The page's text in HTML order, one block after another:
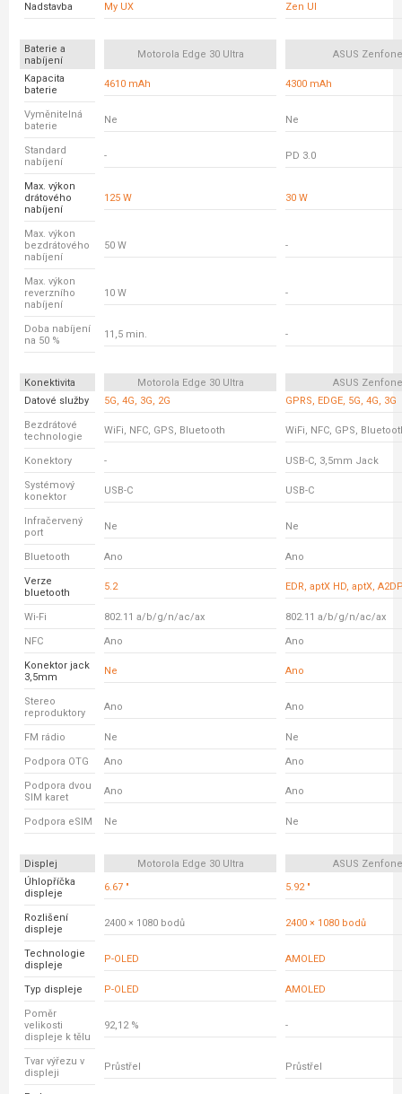
Nadstavba My UX Zen UI
Baterie a
nabíjení
Motorola Edge 30 Ultra ASUS
Kapacita
baterie
4610 mAh 4300 mAh
Vyměnitelná
baterie
Ne Ne
Standard
nabíjení
- PD 3.0
Max. výkon
drátového
nabíjení
125 W 30 W
Max. výkon
bezdrátového
nabíjení
50 W -
Max. výkon
reverzního
nabíjení
10 W -
Doba nabíjení
na 50 %
11,5 min. -
Konektivita Motorola Edge 30 Ultra
ASUS
Datové služby
5G, 4G, 3G, 2G GPRS, EDGE, 5G, 4G, 3G
Bezdrátové
technologie
WiFi, NFC, GPS, Bluetooth WiFi, NFC, GPS,
Konektory - USB-C, 3,5mm Jack
Systémový
konektor
USB-C USB-C
Infračervený
port
Ne Ne
Bluetooth Ano Ano
Verze
bluetooth
5.2 EDR, aptX HD, aptX,
Wi-Fi 802.11 a/b/g/n/ac/ax 802.11 a/b/g/n/ac/ax
NFC Ano Ano
Konektor jack
3,5mm
Ne Ano
Stereo
reproduktory
Ano Ano
FM rádio Ne Ne
Podpora OTG Ano Ano
Podpora dvou
SIM karet
Ano Ano
Podpora eSIM Ne Ne
Displej Motorola Edge 30 Ultra
ASUS
Úhlopříčka
displeje
6.67 " 5.92 "
Rozlišení
displeje
2400 × 1080 bodů 2400 × 1080 bodů
Technologie
displeje
P-OLED AMOLED
Typ displeje P-OLED AMOLED
Poměr
velikosti
displeje k tělu
92,12 % -
Tvar výřezu v
displeji
Průstřel Průstřel